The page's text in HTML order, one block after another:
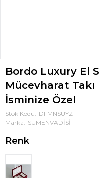
Bordo Luxury El
Mücevharat
İsminize Özel
Stok Kodu
DFMNSUYZ
Marka
SÜMENVADİSİ
Renk